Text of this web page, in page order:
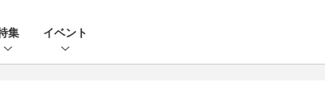
集 イベント